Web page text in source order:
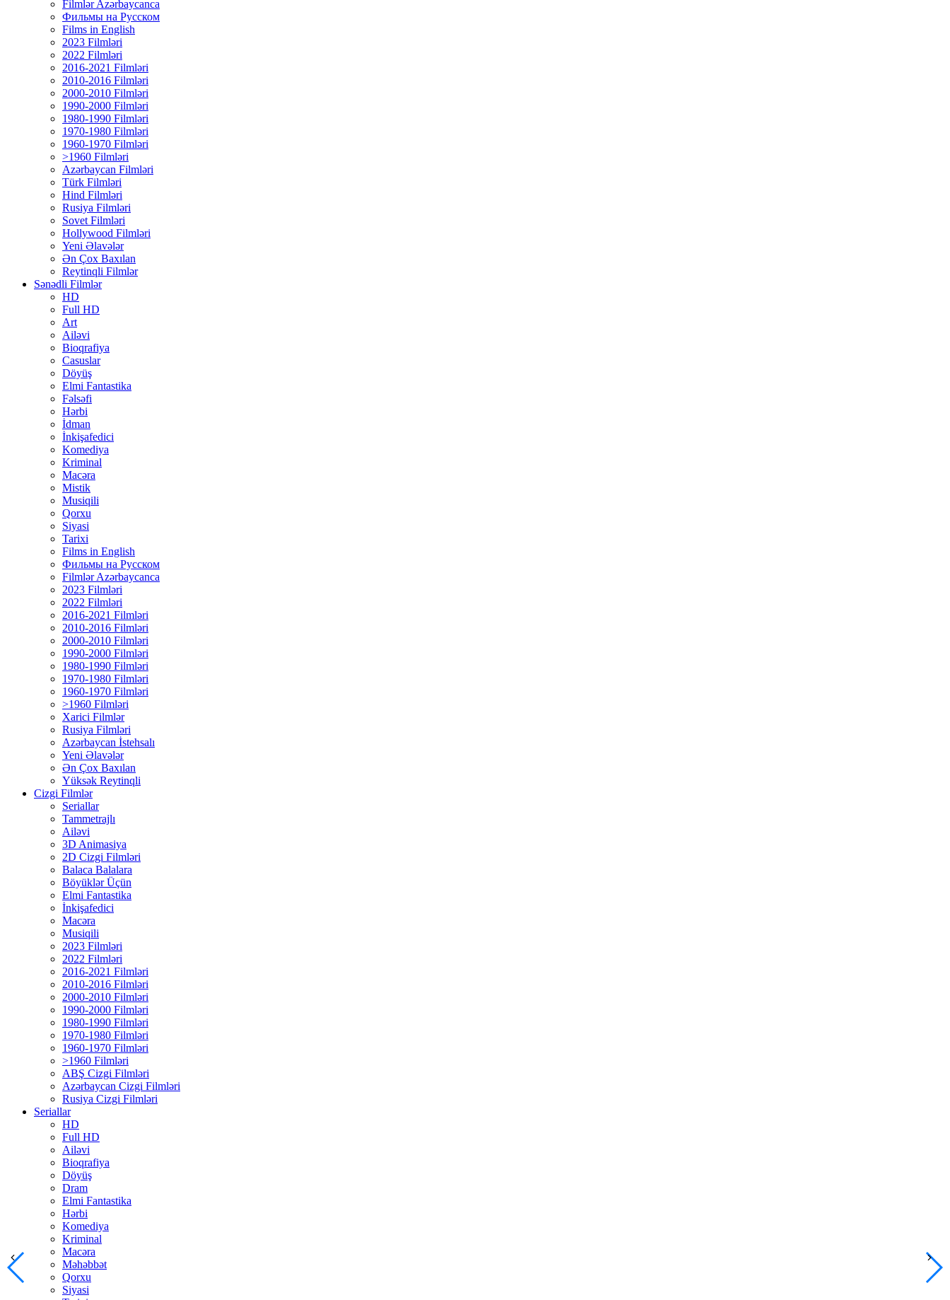
Filmlər Azərbaycanca
Фильмы на Русском
Films in English
2023 Filmləri
2022 Filmləri
2016-2021 Filmləri
2010-2016 Filmləri
2000-2010 Filmləri
1990-2000 Filmləri
1980-1990 Filmləri
1970-1980 Filmləri
1960-1970 Filmləri
>1960 Filmləri
Azərbaycan Filmləri
Türk Filmləri
Hind Filmləri
Rusiya Filmləri
Sovet Filmləri
Hollywood Filmləri
Yeni Əlavələr
Ən Çox Baxılan
Reytinqli Filmlər
Sənədli Filmlər
HD
Full HD
Art
Ailəvi
Bioqrafiya
Casuslar
Döyüş
Elmi Fantastika
Fəlsəfi
Hərbi
İdman
İnkişafedici
Komediya
Kriminal
Macəra
Mistik
Musiqili
Qorxu
Siyasi
Tarixi
Films in English
Фильмы на Русском
Filmlər Azərbaycanca
2023 Filmləri
2022 Filmləri
2016-2021 Filmləri
2010-2016 Filmləri
2000-2010 Filmləri
1990-2000 Filmləri
1980-1990 Filmləri
1970-1980 Filmləri
1960-1970 Filmləri
>1960 Filmləri
Xarici Filmlər
Rusiya Filmləri
Azərbaycan İstehsalı
Yeni Əlavələr
Ən Çox Baxılan
Yüksək Reytinqli
Cizgi Filmlər
Seriallar
Tammetrajlı
Ailəvi
3D Animasiya
2D Cizgi Filmləri
Balaca Balalara
Böyüklər Üçün
Elmi Fantastika
İnkişafedici
Macəra
Musiqili
2023 Filmləri
2022 Filmləri
2016-2021 Filmləri
2010-2016 Filmləri
2000-2010 Filmləri
1990-2000 Filmləri
1980-1990 Filmləri
1970-1980 Filmləri
1960-1970 Filmləri
>1960 Filmləri
ABŞ Cizgi Filmləri
Azərbaycan Cizgi Filmləri
Rusiya Cizgi Filmləri
Seriallar
HD
Full HD
Ailəvi
Bioqrafiya
Döyüş
Dram
Elmi Fantastika
Hərbi
Komediya
Kriminal
Macəra
Məhəbbət
Qorxu
Siyasi